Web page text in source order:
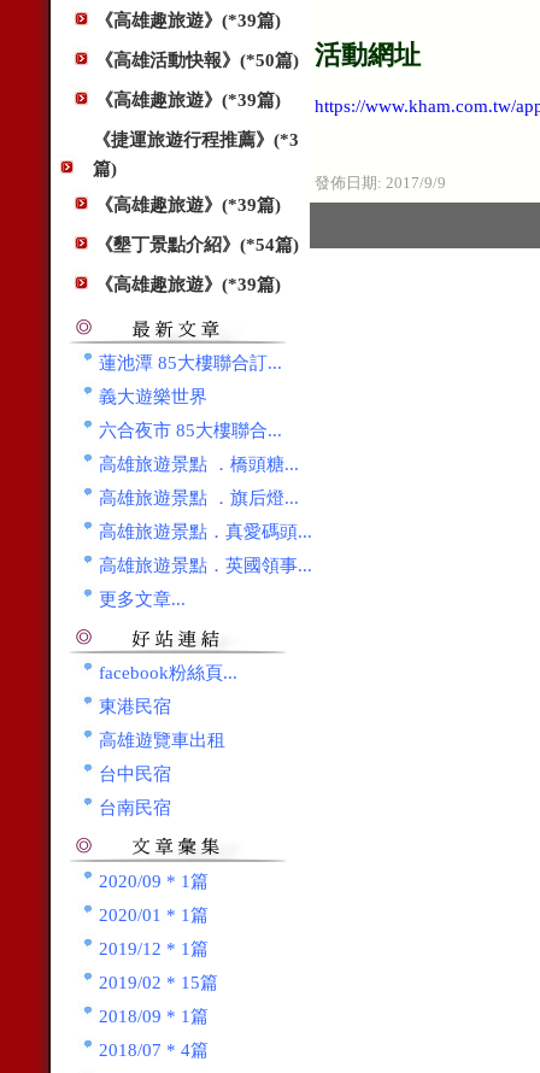
《高雄趣旅遊》(*39篇)
《高雄活動快報》(*50篇)
《高雄趣旅遊》(*39篇)
《捷運旅遊行程推薦》(*3
篇)
《高雄趣旅遊》(*39篇)
《墾丁景點介紹》(*54篇)
《高雄趣旅遊》(*39篇)
蓮池潭 85大樓聯合訂...
義大遊樂世界
六合夜市 85大樓聯合...
高雄旅遊景點 ．橋頭糖...
高雄旅遊景點 ．旗后燈...
高雄旅遊景點．真愛碼頭...
高雄旅遊景點．英國領事...
更多文章...
facebook粉絲頁...
東港民宿
高雄遊覽車出租
台中民宿
台南民宿
2020/09 * 1篇
2020/01 * 1篇
2019/12 * 1篇
2019/02 * 15篇
2018/09 * 1篇
2018/07 * 4篇
活動網址
https://www.kham.com.tw/
發佈日期: 2017/9/9